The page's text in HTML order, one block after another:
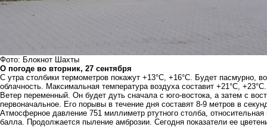
Фото: Блокнот Шахты
О погоде во вторник, 27 сентября
С утра столбики термометров покажут +13°C, +16°C. Будет пасмурно,
облачность. Максимальная температура воздуха составит +21°C,
Ветер переменный. Он будет дуть сначала с юго-востока, а затем с
первоначальное. Его порывы в течение дня составят 8-9 метров в
Атмосферное давление 751 миллиметр ртутного столба,
балла. Продолжается пыление амброзии. Сегодня показатели ее